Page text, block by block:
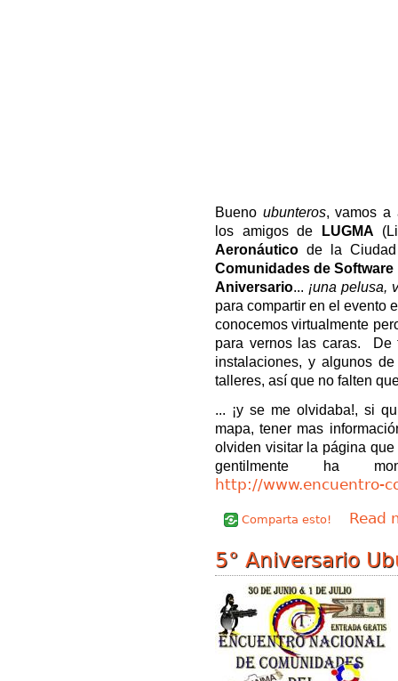
Bueno ubunteros, vamos a
los amigos de
LUGMA
Aeronáutico de la
Comunidades de
Aniversario... ¡una pelusa,
para compartir en el evento
conocemos virtualmente
para vernos las caras. De
instalaciones, y algunos
talleres, así que no falten
... ¡y se me olvidaba!, si
mapa, tener mas
olviden visitar la página
gentilmente ha
http://www.encuentro-
Comparta esto! Read
5° Aniversario